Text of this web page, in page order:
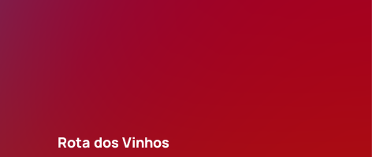
Rota dos Vinhos